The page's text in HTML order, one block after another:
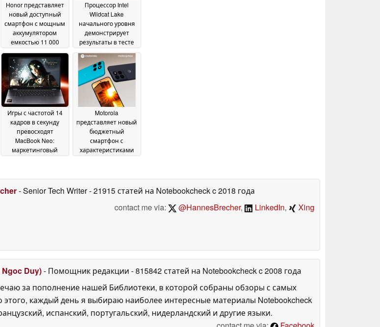
Honor представляет
новый доступный
смартфон с мощным
аккумулятором
емкостью 11 000
23 June 2026
Процессор Intel
Wildcat Lake
начального уровня
демонстрирует
результаты в тесте
показателям чипа
A18 Pro в MacBook
Neo22 June 2026
Игры с частотой 14
кадров в секунду
превосходят
MacBook Neo:
маркетинговый
заявления Apple
16
Motorola
представляет новый
бюджетный
смартфон с
характеристиками
- Senior Tech Writer- 21915 статей на Notebookcheckc 2018 года
contact me via:
@HannesBrecher, LinkedIn, Xing
Duy)- Помощник редакции - 815842 статей на Notebookcheckc 2008 года
за пополнение нашей Библиотеки, в которой собраны обзоры с самых
каждый день я выбираю наиболее интересные материалы Notebookcheck
испанский, португальский, нидерландский и другие языки.